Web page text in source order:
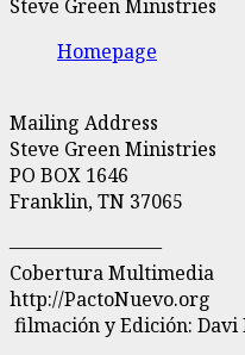
Steve Green Ministries
Homepage
Mailing Address
Steve Green Ministries
PO BOX 1646
Franklin, TN 37065
————————
Cobertura Multimedia
http://PactoNuevo.org
filmación y Edición: